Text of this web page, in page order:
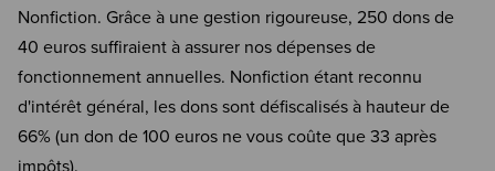
Nonfiction. Grâce à une gestion rigoureuse, 250 dons de
40 euros suffiraient à assurer nos dépenses de
fonctionnement annuelles. Nonfiction étant reconnu
d'intérêt général, les dons sont défiscalisés à hauteur de
66% (un don de 100 euros ne vous coûte que 33 après
impôts).